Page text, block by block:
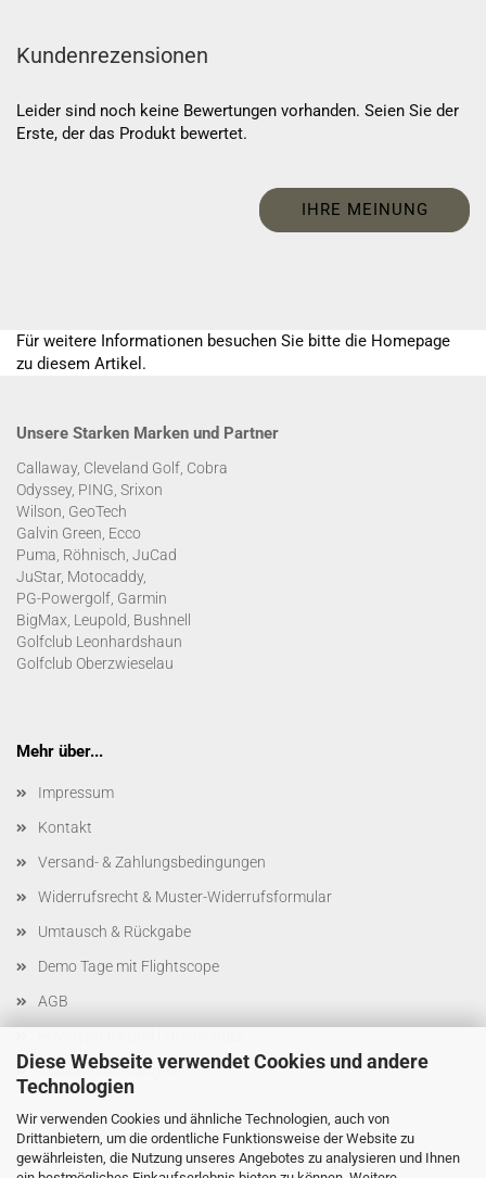
Diese Webseite verwendet Cookies und andere
Technologien
Wir verwenden Cookies und ähnliche Technologien, auch von
Drittanbietern, um die ordentliche Funktionsweise der Website zu
gewährleisten, die Nutzung unseres Angebotes zu analysieren und Ihnen
Kundenrezensionen
Leider sind noch keine Bewertungen vorhanden. Seien Sie der
Erste, der das Produkt bewertet.
IHRE MEINUNG
Für weitere Informationen besuchen Sie bitte die Homepage
zu diesem Artikel.
Unsere Starken Marken und Partner
Callaway, Cleveland Golf, Cobra
Odyssey, PING, Srixon
Wilson, GeoTech
Galvin Green, Ecco
Puma, Röhnisch, JuCad
JuStar, Motocaddy,
PG-Powergolf, Garmin
BigMax, Leupold, Bushnell
Golfclub Leonhardshaun
Golfclub Oberzwieselau
Mehr über...
Impressum
Kontakt
Versand- & Zahlungsbedingungen
Widerrufsrecht & Muster-Widerrufsformular
Umtausch & Rückgabe
Demo Tage mit Flightscope
AGB
Cookie Einstellungen